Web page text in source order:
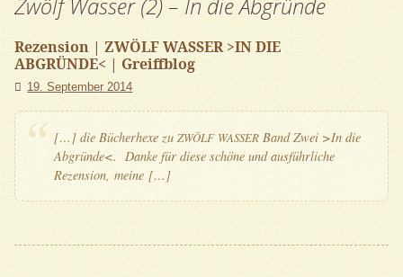
Rezension | ZWÖLF WASSER >IN DIE
ABGRÜNDE< | Greiffblog
19. September 2014
[…] die Bücher­he­xe zuZWÖLF WAS­SER Band Zwei >In die
Abgrün­de<. Dan­ke für die­se schö­ne und aus­führ­li­che
Rezen­si­on, meine […]